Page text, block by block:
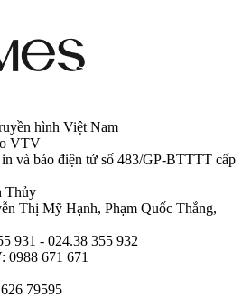
hình Việt Nam
VTV
và báo điện tử số 483/GP-BTTTT cấp
Thủy
Thị Mỹ Hạnh, Phạm Quốc Thắng,
931 - 024.38 355 932
0988 671 671
79595